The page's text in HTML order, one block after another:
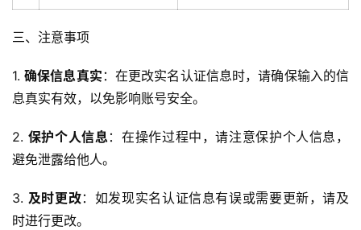
三、注意事项
1. 确保信息真实 ：在更改实名认证信息时，请确保输入的信
息真实有效，以免影响账号安全。
2. 保护个人信息：在操作过程中，请注意保护个人信息，
避免泄露给他人。
3. 及时更改：如发现实名认证信息有误或需要更新，请及
时进行更改。